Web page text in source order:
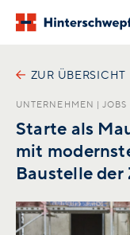
UNTERNEHMEN |JOBS
ZUR ÜBERSICHT
Starte als
mit
Baustelle